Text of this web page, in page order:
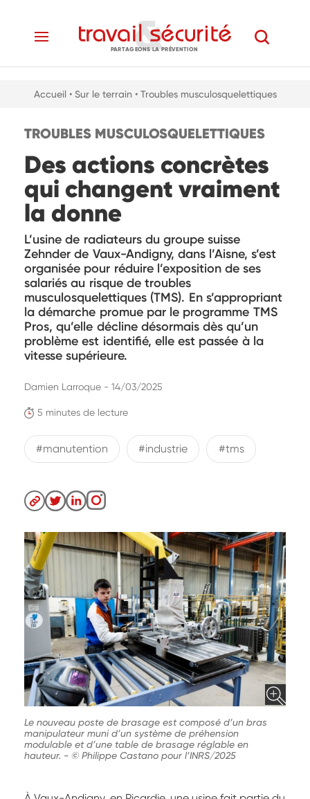
PARTAGEONS LA PRÉVENTION
Accueil • Sur le terrain • Troubles musculosquelettiques
TROUBLES MUSCULOSQUELETTIQUES
Des actions concrètes
qui changent vraiment
la donne
L’usine de radiateurs du groupe suisse
Zehnder de Vaux-Andigny, dans l’Aisne, s’est
organisée pour réduire l’exposition de ses
salariés au risque de troubles
musculosquelettiques (TMS). En s’appropriant
la démarche promue par le programme TMS
Pros, qu’elle décline désormais dès qu’un
problème est identifié, elle est passée à la
vitesse supérieure.
5 minutes de lecture
Damien Larroque - 14/03/2025
#manutention #industrie #tms
Le nouveau poste de brasage est composé d’un bras
manipulateur muni d’un système de préhension
modulable et d’une table de brasage réglable en
hauteur. - © Philippe Castano pour l’INRS/2025